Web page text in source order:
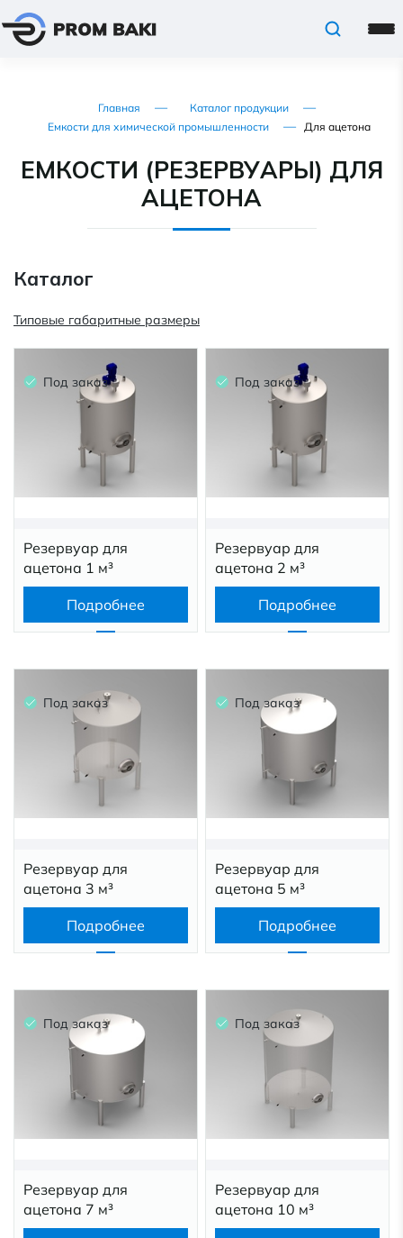
Главная
Каталог продукции
Емкости для химической промышленности
Для ацетона
ЕМКОСТИ (РЕЗЕРВУАРЫ) ДЛЯ
АЦЕТОНА
Каталог
Типовые габаритные размеры
Под заказ
Резервуар для
ацетона 1 м³
Подробнее
Под заказ
Резервуар для
ацетона 2 м³
Подробнее
Под заказ
Резервуар для
ацетона 3 м³
Подробнее
Под заказ
Резервуар для
ацетона 5 м³
Подробнее
Под заказ
Резервуар для
ацетона 7 м³
Под заказ
Резервуар для
ацетона 10 м³